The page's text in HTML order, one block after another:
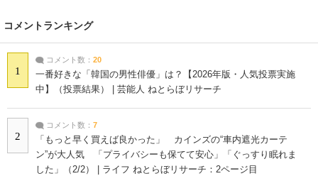
コメントランキング
1
コメント数： 20
一番好きな「韓国の男性俳優」は？【2026年版・人気投票実施
中】（投票結果） | 芸能人 ねとらぼリサーチ
2
コメント数： 7
「もっと早く買えば良かった」 カインズの“車内遮光カーテ
ン”が大人気 「プライバシーも保てて安心」「ぐっすり眠れま
した」（2/2） | ライフ ねとらぼリサーチ：2ページ目